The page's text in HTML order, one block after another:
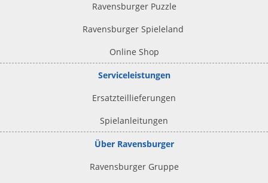
Ravensburger Puzzle
Ravensburger Spieleland
Online Shop
Serviceleistungen
Ersatzteillieferungen
Spielanleitungen
Über Ravensburger
Ravensburger Gruppe